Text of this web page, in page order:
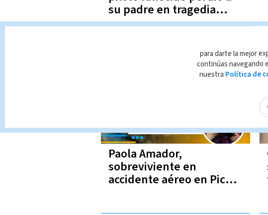
su padre en tragedia
aérea hace 24 años
Paola Amador,
sobreviviente en
accidente aéreo en Pico
para darte la mejor
continúas navegando
nuestra Política de